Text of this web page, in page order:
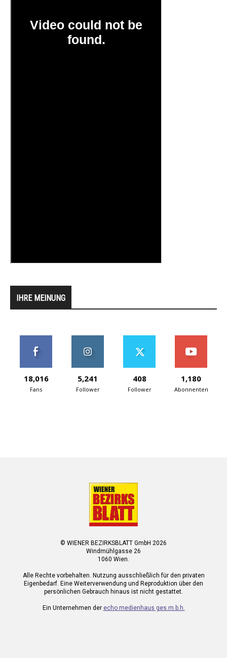
IHRE MEINUNG
18,016
Fans
5,241
Follower
408
Follower
1,180
Abonnenten
© WIENER BEZIRKSBLATT GmbH 2026
Windmühlgasse 26
1060 Wien.
Alle Rechte vorbehalten. Nutzung ausschließlich für den privaten
Eigenbedarf. Eine Weiterverwendung und Reproduktion über den
persönlichen Gebrauch hinaus ist nicht gestattet.
Ein Unternehmen der echo medienhaus ges.m.b.h.